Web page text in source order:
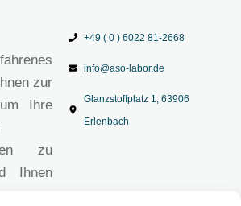
zur
Ihre
zu
Ihnen
+49 ( 0 ) 6022 81-2668
info@aso-labor.de
Glanzstoffplatz 1, 63906
Erlenbach